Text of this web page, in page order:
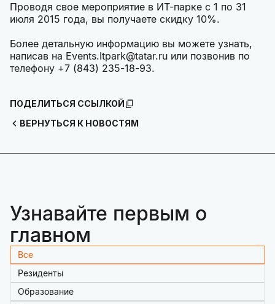
Проводя свое мероприятие в ИТ-парке с 1 по 31
июля 2015 года, вы получаете скидку 10%.
Более детальную информацию вы можете узнать,
написав на Events.Itpark@tatar.ru или позвонив по
телефону +7 (843) 235-18-93.
ВЕРНУТЬСЯ К НОВОСТЯМ
ПОДЕЛИТЬСЯ ССЫЛКОЙ
Узнавайте первым о
главном
Все
Резиденты
Образование